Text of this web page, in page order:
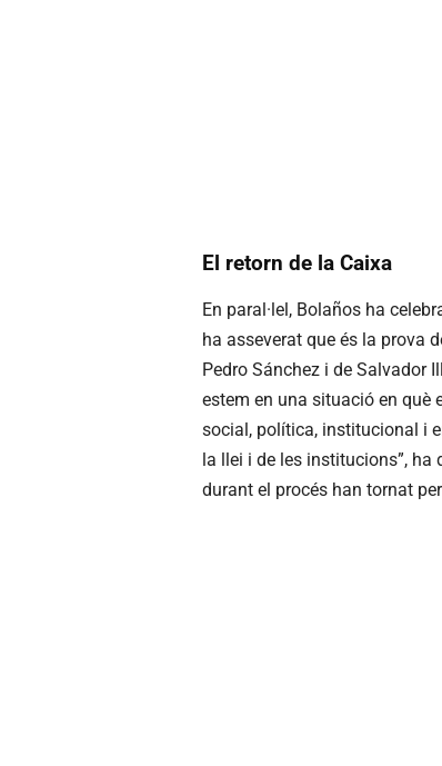
El retorn de la Caixa
En paral·lel, Bolaños ha
ha asseverat que és la prova
Pedro Sánchez i de Salvador
estem en una situació en
social, política, institucional i
la llei i de les institucions”, ha
durant el procés han tornat